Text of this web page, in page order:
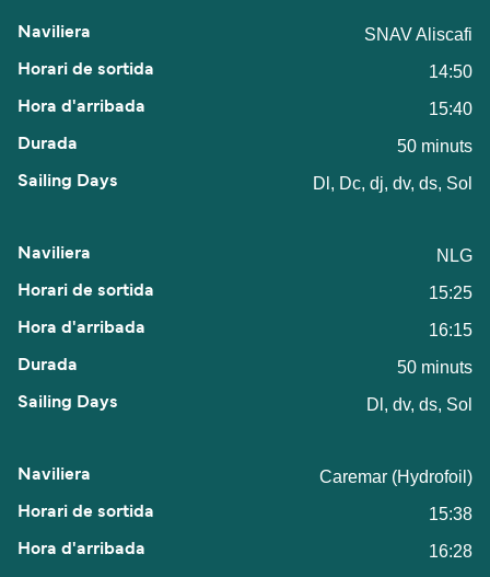
SNAV Aliscafi
14:50
15:40
50 minuts
Dl, Dc, dj, dv, ds, Sol
NLG
15:25
16:15
50 minuts
Dl, dv, ds, Sol
Caremar (Hydrofoil)
15:38
16:28